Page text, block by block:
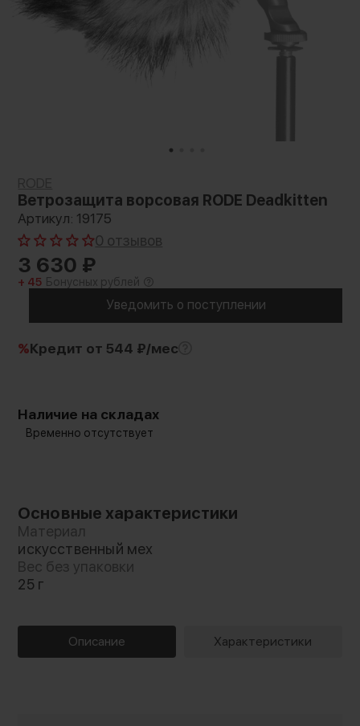
Ветрозащита ворсовая RODE Deadkitten
Артикул: 19175
0 отзывов
3 630 ₽
+ 45 Бонусных рублей
Уведомить о поступлении
%Кредит от 544 ₽/мес
Наличие на складах
Временно отсутствует
Основные характеристики
Материал
искусственный мех
Вес без упаковки
25 г
Описание Характеристики